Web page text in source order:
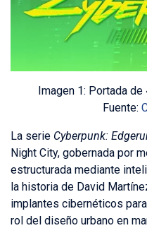
Imagen 1: Portada de
Fuente:
La serie Cyberpunk:
Night City, gobernada por
estructurada mediante
la historia de David
implantes cibernéticos
rol del diseño urbano en